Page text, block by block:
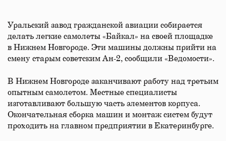
Уральский завод гражданской авиации собирается
делать легкие самолеты «Байкал» на своей площадке
в Нижнем Новгороде. Эти машины должны прийти на
смену старым советским Ан-2, сообщили «Ведомости».
В Нижнем Новгороде заканчивают работу над третьим
опытным самолетом. Местные специалисты
изготавливают большую часть элементов корпуса.
Окончательная сборка машин и монтаж систем будут
проходить на главном предприятии в Екатеринбурге.